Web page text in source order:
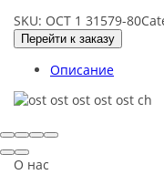
SKU: ОСТ 1 31579-80
Перейти к заказу
Описание
О нас